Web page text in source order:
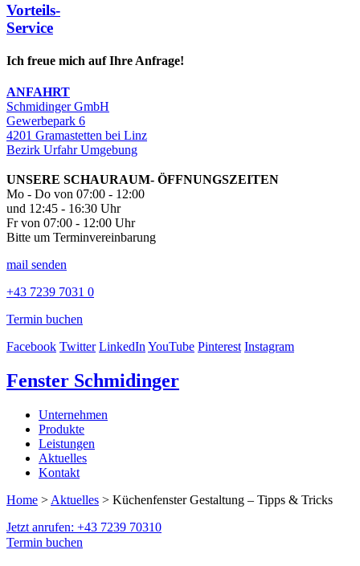
Vorteils-
Service
Ich freue mich auf Ihre Anfrage!
ANFAHRT
Schmidinger GmbH
Gewerbepark 6
4201 Gramastetten bei Linz
Bezirk Urfahr Umgebung
UNSERE SCHAURAUM- ÖFFNUNGSZEITEN
Mo - Do von 07:00 - 12:00
und 12:45 - 16:30 Uhr
Fr von 07:00 - 12:00 Uhr
Bitte um Terminvereinbarung
mail senden
+43 7239 7031 0
Termin buchen
Facebook Twitter LinkedInYouTube Pinterest Instagram
Fenster Schmidinger
Unternehmen
Produkte
Leistungen
Aktuelles
Kontakt
Home > Aktuelles > Küchenfenster Gestaltung – Tipps & Tricks
Jetzt anrufen: +43 7239 70310
Termin buchen